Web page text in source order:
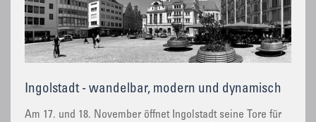
Ingolstadt - wandelbar, modern und dynamisch
Am 17. und 18. November öffnet Ingolstadt seine Tore für